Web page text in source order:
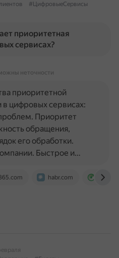
#ЦифровыеСервисы
приоритетная
сервисах?
неточности
habr.com
приоритетной
цифровых сервисах:
Приоритет
обращения,
его обработки.
Быстрое и…